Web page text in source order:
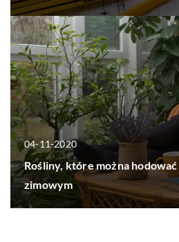
04-11-2020
Rośliny, które można
zimowym